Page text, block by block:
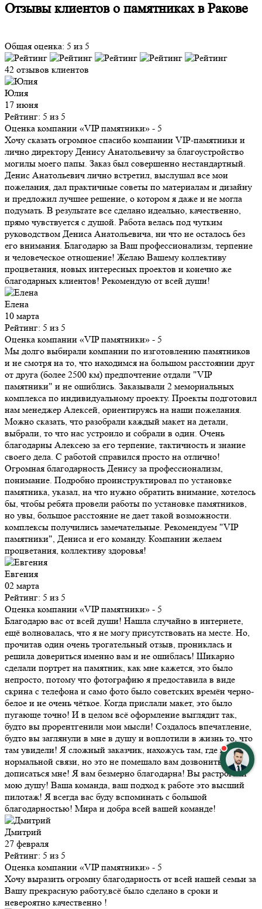
Отзывы клиентов о памятниках в Ракове
Общая оценка: 5 из 5
42 отзывов клиентов
Юлия
17 июня
Рейтинг: 5 из 5
Оценка компании «VIP памятники» - 5
Хочу сказать огромное спасибо компании VIP-памятники и
лично директору Денису Анатольевичу за благоустройство
могилы моего папы. Заказ был совершенно нестандартный.
Денис Анатольевич лично встретил, выслушал все мои
пожелания, дал практичные советы по материалам и дизайну
и предложил лучшее решение, о котором я даже и не могла
подумать. В результате все сделано идеально, качественно,
прямо чувствуется с душой. Работа велась под чутким
руководством Дениса Анатольевича, ни что не осталось без
его внимания. Благодарю за Ваш профессионализм, терпение
и человеческое отношение! Желаю Вашему коллективу
процветания, новых интересных проектов и конечно же
благодарных клиентов! Рекомендую от всей души!
Елена
10 марта
Рейтинг: 5 из 5
Оценка компании «VIP памятники» - 5
Мы долго выбирали компании по изготовлению памятников
и не смотря на то, что находимся на большом расстоянии друг
от друга (более 2500 км) предпочтение отдали "VIP
памятники" и не ошиблись. Заказывали 2 мемориальных
комплекса по индивидуальному проекту. Проекты подготовил
нам менеджер Алексей, ориентируясь на наши пожелания.
Можно сказать, что разобрали каждый макет на детали,
выбрали, то что нас устроило и собрали в один. Очень
благодарны Алексею за его терпение, тактичность и знание
своего дела. С работой справился просто на отлично!
Огромная благодарность Денису за профессионализм,
понимание. Подробно проинструктировал по установке
памятника, указал, на что нужно обратить внимание, хотелось
бы, чтобы ребята провели работы по установке памятников,
но увы, большое расстояние не дает такой возможности.
комплексы получились замечательные. Рекомендуем "VIP
памятники", Дениса и его команду. Компании желаем
процветания, коллективу здоровья!
Евгения
02 марта
Рейтинг: 5 из 5
Оценка компании «VIP памятники» - 5
Благодарю вас от всей души! Нашла случайно в интернете,
ещё волновалась, что я не могу присутствовать на месте. Но,
прочитав один очень трогательный отзыв, прониклась и
решила довериться именно вам и не ошиблась! Шикарно
сделали портрет на памятник, как мне кажется, это было
непросто, потому что фотографию я предоставила в виде
скрина с телефона и само фото было советских времён черно-
белое и не очень чёткое. Когда прислали макет, это было
пугающе точно! И в целом всё оформление выглядит так,
будто вы прорентгенили мои мысли! Создалось впечатление,
будто вы заглянули в мне в душу и воплотили в жизнь то, что
там увидели! Я сложный заказчик, нахожусь там, где нет
нормальной связи, но это не помешало вам дозвониться и
дописаться мне! Я вам безмерно благодарна! Вы растрогали
мою душу! Ваша команда, ваш подход к работе это высший
пилотаж! Я всегда вас буду вспоминать с большой
благодарностью! Мира и добра всей вашей команде!
Дмитрий
27 февраля
Рейтинг: 5 из 5
Оценка компании «VIP памятники» - 5
Хочу выразить огромну благодарность от всей нашей семьи за
Вашу прекрасную работу,всё было сделано в сроки и
невероятно качественно !